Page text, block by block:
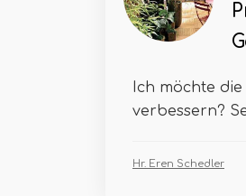
Ich möchte
verbessern?
Hr. Eren Schedler